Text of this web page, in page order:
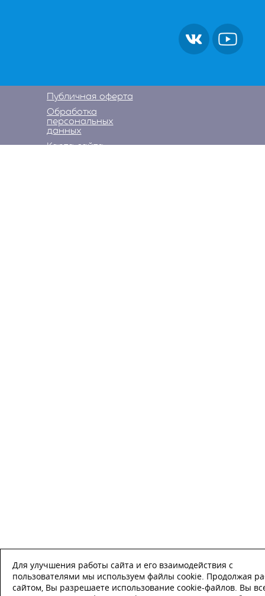
Публичная оферта
Обработка
персональных
данных
Карта сайта
Для улучшения работы сайта и его взаимодействия с
пользователями мы используем файлы cookie. Продолжая
сайтом, Вы разрешаете использование cookie-файлов. Вы